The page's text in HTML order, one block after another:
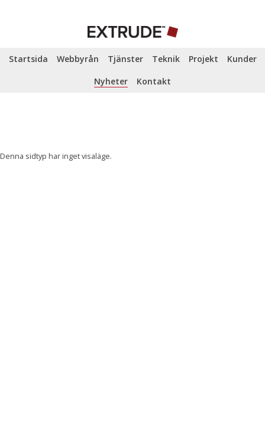
Startsida Webbyrån Tjänster Teknik Projekt
Kunder
Nyheter
Kontakt
Denna sidtyp har inget visaläge.